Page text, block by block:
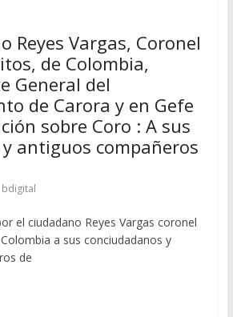
Reyes Vargas, Coronel
de Colombia,
General del
de Carora y en Gefe
sobre Coro : A sus
antiguos compañeros
bdigital
el ciudadano Reyes Vargas coronel
a sus conciudadanos y
de